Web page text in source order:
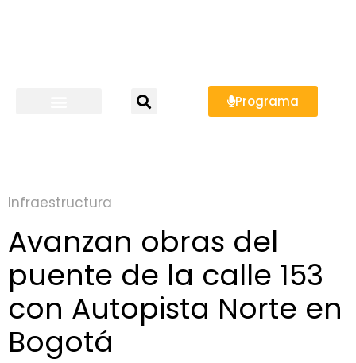
Programa
Infraestructura
Avanzan obras del
puente de la calle 153
con Autopista Norte en
Bogotá